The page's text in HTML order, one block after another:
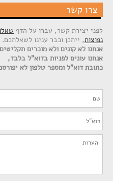
צרו קשר
לפני יצירת קשר, עברו על הדף
נפוצות, ייתכן וכבר ענינו
אנחנו לא קונים ולא מוכרים
אנחנו עונים לפניות בדוא"ל בלבד,
כתובת דוא"ל ומספר טלפון לא